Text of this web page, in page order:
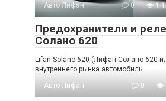
Авто Лифан 0 1
Предохранители и
Солано 620
Lifan Solano 620 (Лифан Солано 620
внутреннего рынка автомобиль
Авто Лифан
0